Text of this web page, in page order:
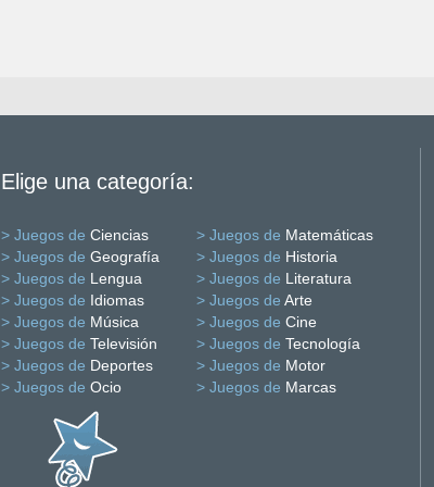
Elige una categoría:
> Juegos de Ciencias > Juegos de Matemáticas
> Juegos de Geografía > Juegos de Historia
> Juegos de Lengua > Juegos de Literatura
> Juegos de Idiomas > Juegos de Arte
> Juegos de Música > Juegos de Cine
> Juegos de Televisión > Juegos de Tecnología
> Juegos de Deportes > Juegos de Motor
> Juegos de Ocio > Juegos de Marcas